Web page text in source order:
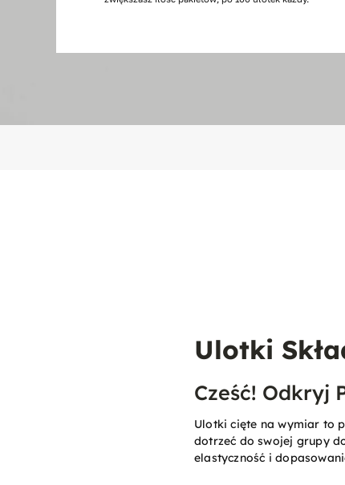
strony,
Ulotki
Cześć! Odkryj
Ulotki cięte na wymiar to
dotrzeć do swojej grupy
elastyczność i